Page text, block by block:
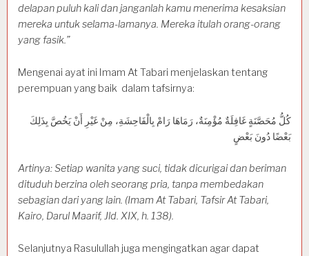
delapan puluh kali dan janganlah kamu menerima kesaksian
mereka untuk selama-lamanya. Mereka itulah orang-orang
yang fasik.”
Mengenai ayat ini Imam At Tabari menjelaskan tentang
perempuan yang baik dalam tafsirnya:
كُلُّ مُحَصَّنَةٍ غَافِلَةٌ مُؤْمِنَةٌ، رَمَاهَا رَامْ بِالْفَاحِشَةِ، مِنْ غَيْرِ أَنْ يَخُصَّ بِذَلِكَ
بَعْضًا دُونَ بَعْضٍ
Artinya: Setiap wanita yang suci, tidak dicurigai dan beriman
dituduh berzina oleh seorang pria, tanpa membedakan
sebagian dari yang lain. (Imam At Tabari, Tafsir At Tabari,
Kairo, Darul Maarif, Jld. XIX, h. 138).
Selanjutnya Rasulullah juga mengingatkan agar dapat